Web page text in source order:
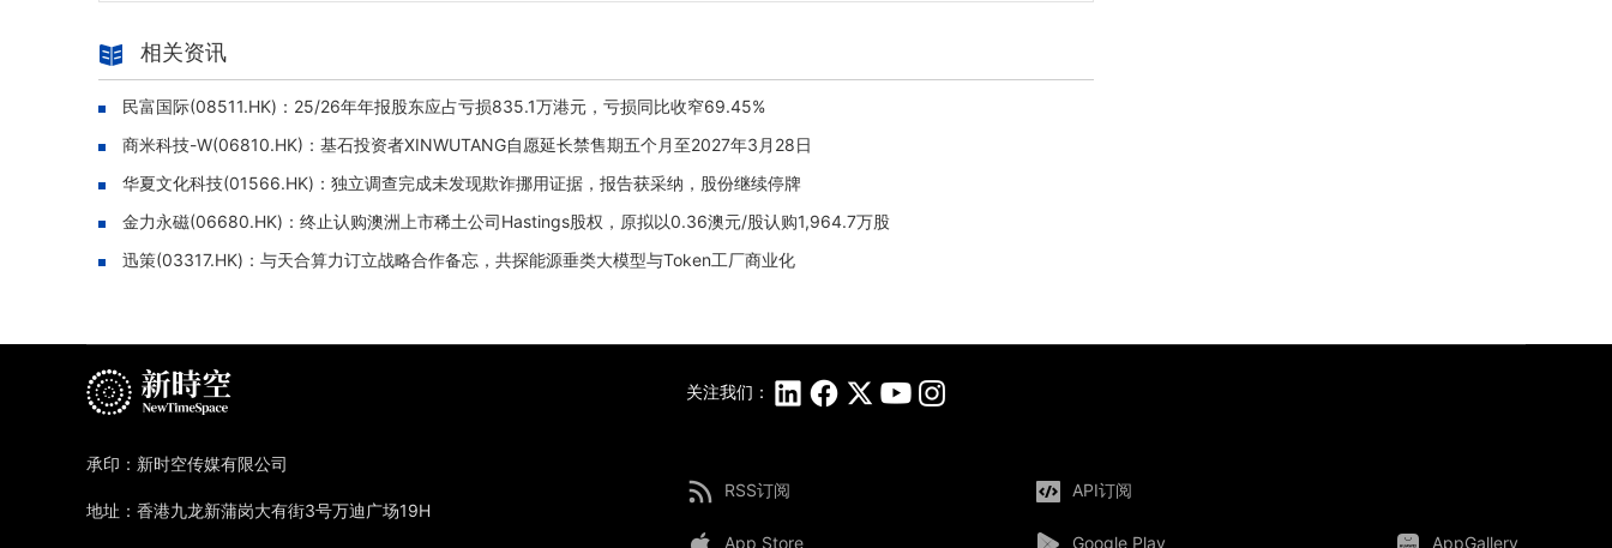
相关资讯
民富国际(08511.HK)：25/26年年报股东应占亏损835.1万港元，亏损同比收窄69.45%
商米科技-W(06810.HK)：基石投资者XINWUTANG自愿延长禁售期五个月至2027年3月28日
华夏文化科技(01566.HK)：独立调查完成未发现欺诈挪用证据，报告获采纳，股份继续停牌
金力永磁(06680.HK)：终止认购澳洲上市稀土公司Hastings股权，原拟以0.36澳元/股认购1,964.7万股
迅策(03317.HK)：与天合算力订立战略合作备忘，共探能源垂类大模型与Token工厂商业化
关注我们：
RSS订阅 API订阅
App Store Google Play AppGallery
承印：新时空传媒有限公司
地址：香港九龙新蒲岗大有街3号万迪广场19H